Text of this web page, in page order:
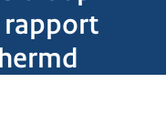
rapport